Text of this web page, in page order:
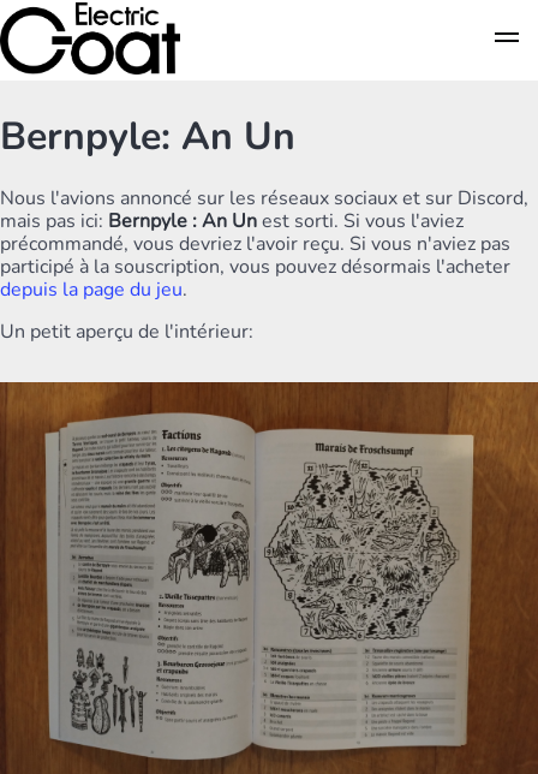
Bernpyle: An Un
Nous l'avions annoncé sur les réseaux sociaux et sur Discord,
mais pas ici: Bernpyle : An Unest sorti. Si vous l'aviez
précommandé, vous devriez l'avoir reçu. Si vous n'aviez pas
participé à la souscription, vous pouvez désormais l'acheter
depuis la page du jeu.
Un petit aperçu de l'intérieur: